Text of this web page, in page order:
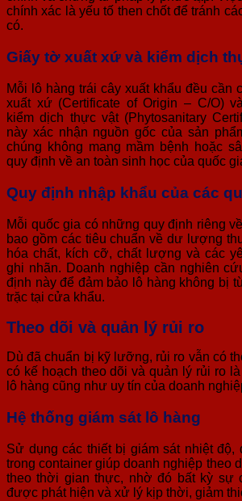
chính xác là yếu tố then chốt để tránh
có.
Giấy tờ xuất xứ và kiểm dịch
Mỗi lô hàng trái cây xuất khẩu đều cần
xuất xứ (Certificate of Origin – C/O)
kiểm dịch thực vật (Phytosanitary
này xác nhận nguồn gốc của sản
chúng không mang mầm bệnh hoặc
quy định về an toàn sinh học của quốc
Quy định nhập khẩu của các
Mỗi quốc gia có những quy định riêng
bao gồm các tiêu chuẩn về dư lượng
hóa chất, kích cỡ, chất lượng và các
ghi nhãn. Doanh nghiệp cần nghiên
định này để đảm bảo lô hàng không bị
trặc tại cửa khẩu.
Theo dõi và quản lý rủi ro
Dù đã chuẩn bị kỹ lưỡng, rủi ro vẫn có
có kế hoạch theo dõi và quản lý rủi ro
lô hàng cũng như uy tín của doanh
Hệ thống giám sát lô hàng
Sử dụng các thiết bị giám sát nhiệt độ,
trong container giúp doanh nghiệp theo
theo thời gian thực, nhờ đó bất kỳ sự
được phát hiện và xử lý kịp thời, giảm